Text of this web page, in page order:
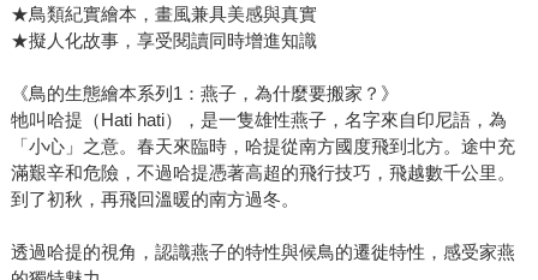
★鳥類紀實繪本，畫風兼具美感與真實
★擬人化故事，享受閱讀同時增進知識
《鳥的生態繪本系列1：燕子，為什麼要搬家？》
牠叫哈提（Hati hati），是一隻雄性燕子，名字來自印尼語，為
「小心」之意。春天來臨時，哈提從南方國度飛到北方。途中充
滿艱辛和危險，不過哈提憑著高超的飛行技巧，飛越數千公里。
到了初秋，再飛回溫暖的南方過冬。
透過哈提的視角，認識燕子的特性與候鳥的遷徙特性，感受家燕